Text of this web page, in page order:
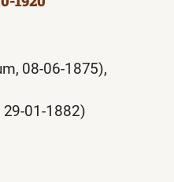
08-06-1875),
29-01-1882)